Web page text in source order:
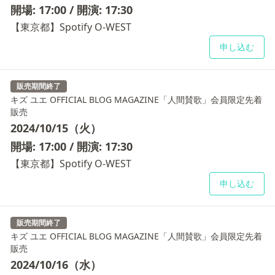
開場: 17:00 / 開演: 17:30
【東京都】Spotify O-WEST
申し込む
キズ ユエ OFFICIAL BLOG MAGAZINE「人間賛歌」会員限定先着
販売
2024/10/15（火）
開場: 17:00 / 開演: 17:30
【東京都】Spotify O-WEST
販売期間終了
申し込む
キズ ユエ OFFICIAL BLOG MAGAZINE「人間賛歌」会員限定先着
販売
2024/10/16（水）
販売期間終了